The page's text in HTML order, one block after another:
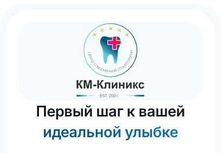
Первый шаг к вашей
идеальной улыбке